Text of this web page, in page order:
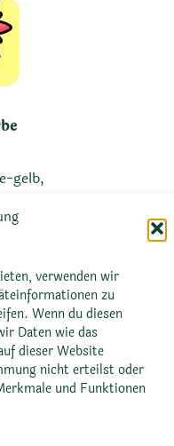
verwenden wir
zu
Wenn du diesen
Daten wie das
dieser Website
nicht erteilst oder
und Funktionen
gelb,